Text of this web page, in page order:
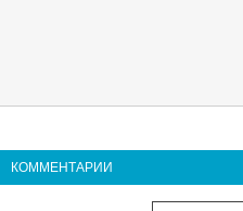
КОММЕНТАРИИ